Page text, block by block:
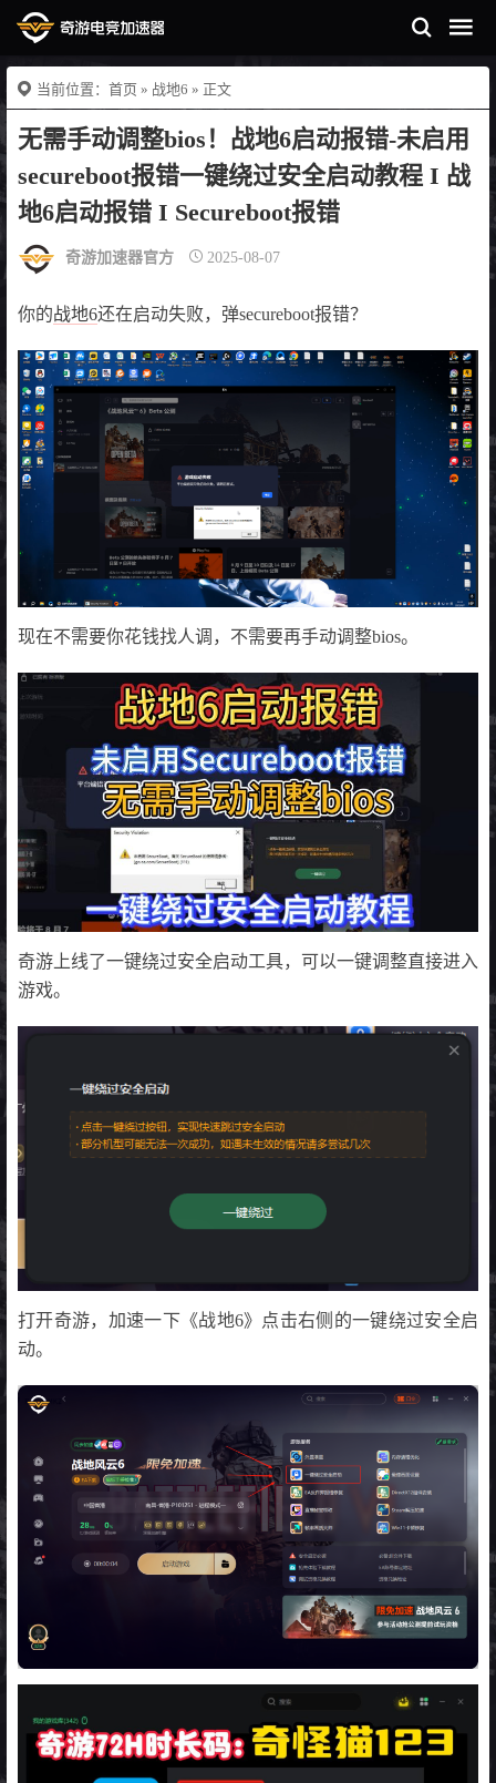
当前位置： 首页 » 战地6 » 正文
无需手动调整bios！战地6启动报错-未启用
secureboot报错一键绕过安全启动教程 I 战
地6启动报错 I Secureboot报错
奇游加速器官方 2025-08-07
你的战地6还在启动失败，弹secureboot报错？
现在不需要你花钱找人调，不需要再手动调整bios。
奇游上线了一键绕过安全启动工具，可以一键调整直接进入
游戏。
打开奇游，加速一下《战地6》点击右侧的一键绕过安全启
动。